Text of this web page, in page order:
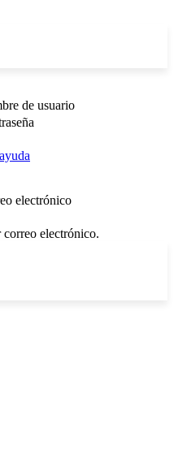
de usuario
electrónico
correo electrónico.